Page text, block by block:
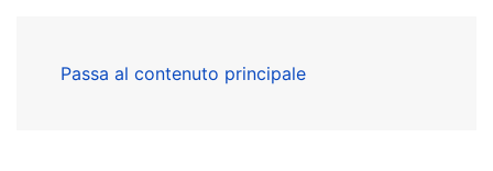
Passa al contenuto principale